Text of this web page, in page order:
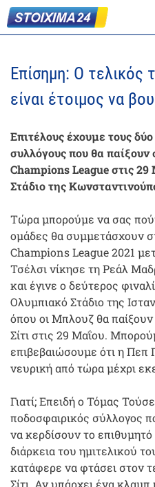
Επίσημη: Ο τελικός
είναι έτοιμος να
Επιτέλους έχουμε τους
συλλόγους που θα παίξουν
Champions League στις
Στάδιο της
Τώρα μπορούμε να σας
ομάδες θα συμμετάσχουν
Champions League 2021
Τσέλσι νίκησε τη Ρεάλ
και έγινε ο δεύτερος
Ολυμπιακό Στάδιο της
όπου οι Μπλουζ θα
Σίτι στις 29 Μαΐου.
επιβεβαιώσουμε ότι η Πεπ
νευρική από τώρα μέχρι
Γιατί; Επειδή ο Τόμας
ποδοσφαιρικός σύλλογος
να κερδίσουν το
διάρκεια του ημιτελικού
κατάφερε να φτάσει στον
Σίτι. Αν υπάρχει ένα